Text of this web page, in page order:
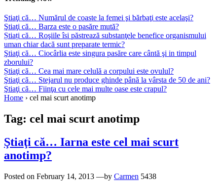
Ştiaţi că… Numărul de coaste la femei şi bărbaţi este acelaşi?
Ştiaţi că… Barza este o pasăre mută?
Știați că… Roşiile îsi păstrează substanţele benefice organismului
uman chiar dacă sunt preparate termic?
Ştiaţi că… Ciocârlia este singura pasăre care cântă şi in timpul
zborului?
Știaţi că… Cea mai mare celulă a corpului este ovulul?
Ştiaţi că… Stejarul nu produce ghinde până la vârsta de 50 de ani?
Ştiaţi că… Fiinţa cu cele mai multe oase este crapul?
Home › cel mai scurt anotimp
Tag: cel mai scurt anotimp
Ştiaţi că… Iarna este cel mai scurt
anotimp?
Posted on February 14, 2013 —by Carmen 5438